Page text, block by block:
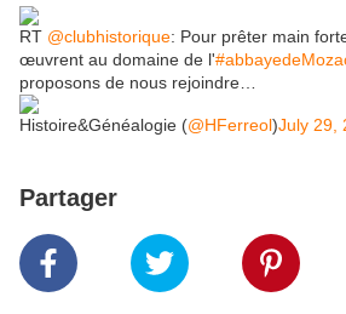
RT @clubhistorique: Pour prêter main
œuvrent au domaine de l'
proposons de nous rejoindre…
Histoire&Généalogie (@HFerreol)July 29,
Partager